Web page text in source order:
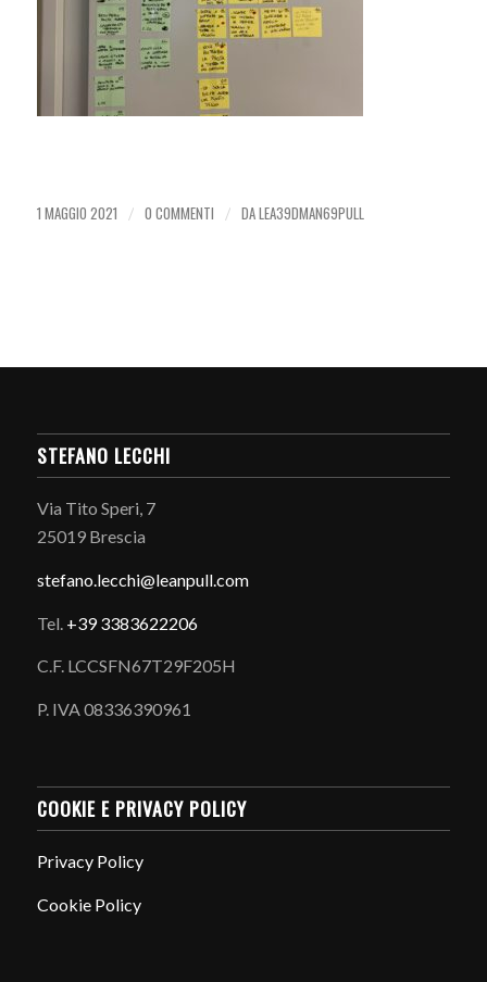
1 MAGGIO 2021 / 0 COMMENTI / DALEA39DMAN69PULL
STEFANO LECCHI
Via Tito Speri, 7
25019 Brescia
stefano.lecchi@leanpull.com
Tel. +39 3383622206
C.F. LCCSFN67T29F205H
P. IVA 08336390961
COOKIE E PRIVACY POLICY
Privacy Policy
Cookie Policy